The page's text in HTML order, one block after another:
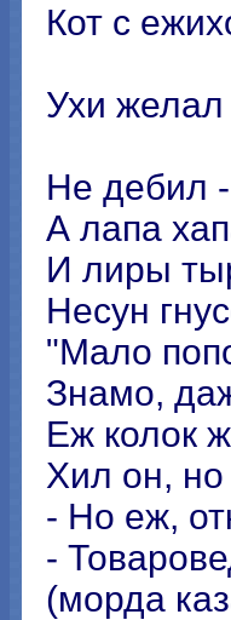
Кот с
Ухи
Не дебил
А лапа
И лиры
Несун
"Мало
Знамо,
Еж колок
Хил он, но
- Но еж,
-
(морда